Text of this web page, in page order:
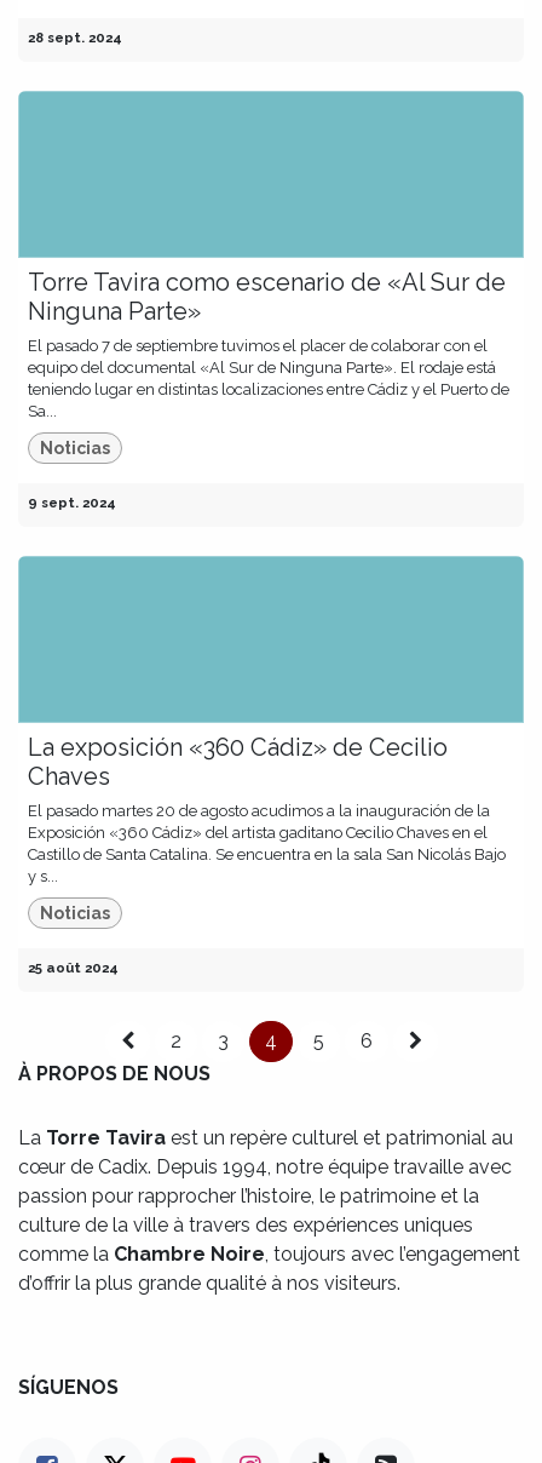
28 sept. 2024
Torre Tavira como escenario de «Al Sur de
Ninguna Parte»
El pasado 7 de septiembre tuvimos el placer de colaborar con el
equipo del documental «Al Sur de Ninguna Parte». El rodaje está
teniendo lugar en distintas localizaciones entre Cádiz y el Puerto de
Sa...
Noticias
9 sept. 2024
La exposición «360 Cádiz» de Cecilio
Chaves
El pasado martes 20 de agosto acudimos a la inauguración de la
Exposición «360 Cádiz» del artista gaditano Cecilio Chaves en el
Castillo de Santa Catalina. Se encuentra en la sala San Nicolás Bajo
y s...
Noticias
25 août 2024
2 3 4 5
6
À PROPOS DE NOUS
La Torre Tavira est un repère culturel et patrimonial au
cœur de Cadix. Depuis 1994, notre équipe travaille avec
passion pour rapprocher l’histoire, le patrimoine et la
culture de la ville à travers des expériences uniques
comme la Chambre Noire , toujours avec l’engagement
d’offrir la plus grande qualité à nos visiteurs.
SÍGUENOS